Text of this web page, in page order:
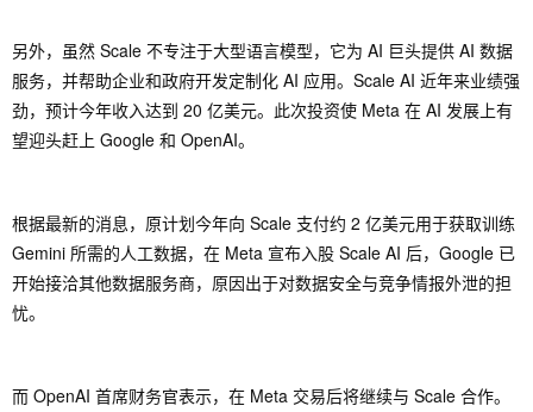
另外，虽然 Scale 不专注于大型语言模型，它为 AI 巨头提供 AI 数据
服务，并帮助企业和政府开发定制化 AI 应用。Scale AI 近年来业绩强
劲，预计今年收入达到 20 亿美元。此次投资使 Meta 在 AI 发展上有
望迎头赶上 Google 和 OpenAI。
根据最新的消息，原计划今年向 Scale 支付约 2 亿美元用于获取训练
Gemini 所需的人工数据，在 Meta 宣布入股 Scale AI 后，Google 已
开始接洽其他数据服务商，原因出于对数据安全与竞争情报外泄的担
忧。
而 OpenAI 首席财务官表示，在 Meta 交易后将继续与 Scale 合作。